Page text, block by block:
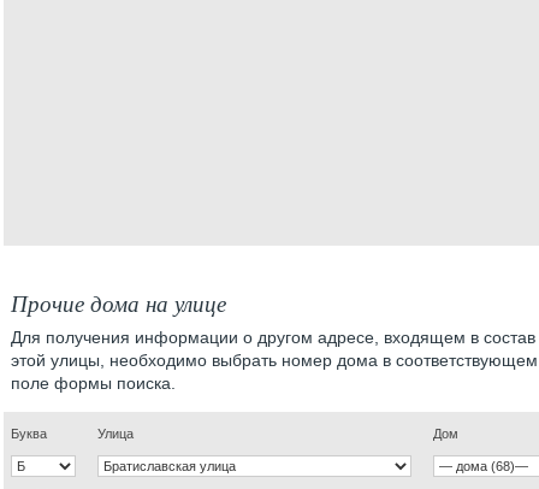
Прочие дома на улице
Для получения информации о другом адресе, входящем в состав
этой улицы, необходимо выбрать номер дома в соответствующем
поле формы поиска.
Буква Улица Дом